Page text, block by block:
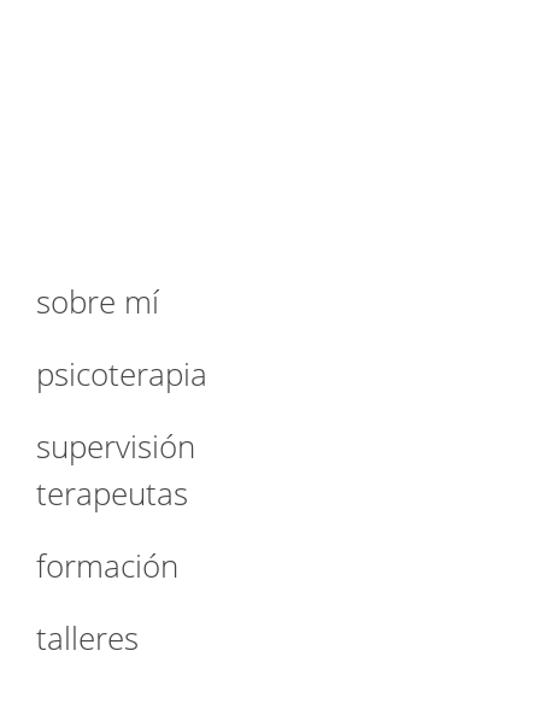
sobre mí
psicoterapia
supervisión
terapeutas
formación
talleres